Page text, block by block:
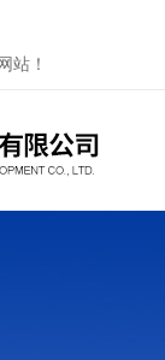
站！